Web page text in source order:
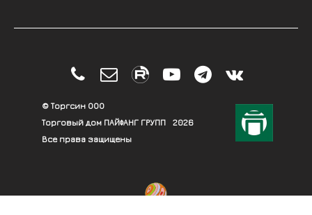
    
© Торгсин ООО
Торговый дом ПАЙФАНГ ГРУПП
Все права защищены
2026